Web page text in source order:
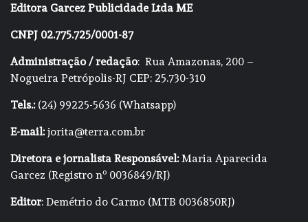
Editora Garcez Publicidade Ltda ME
CNPJ 02.775.725/0001-87
Administração / redação: Rua Amazonas, 200 –
Nogueira Petrópolis-RJ CEP: 25.730-310
Tels.:(24) 99225-5636 (Whatsapp)
E-mail:jorita@terra.com.br
Diretora e jornalista Responsável:Maria Aparecida
Garcez (Registro nº 0036849/RJ)
Editor: Demétrio do Carmo (MTB 0036850RJ)